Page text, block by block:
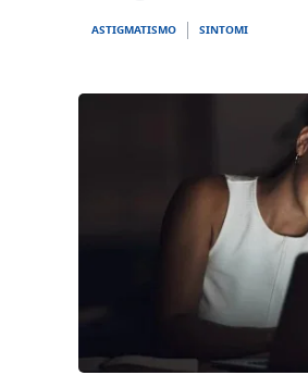
ASTIGMATISMO SINTOMI